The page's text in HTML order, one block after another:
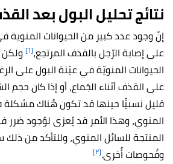
نتائج تحليل البول بعد
إنّ وجود عدد كبير من الحيوانات
على إصابة الرّجل بالقذف المرتجع،[٦] ولكن
الحيوانات المنويّة في عيّنة البول على
على القذف أثناء الجَماع، أو إذا كان حجم
قليل نسبيًّا حينها قد تكون هُناك مشكلة
المنوي، وهذا الأمر قد يُعزى لوُجود ضرر
المنتجة للسائل المنوي، وللتأكد من ذلك
وفُحوصات أُخرى.[٢]